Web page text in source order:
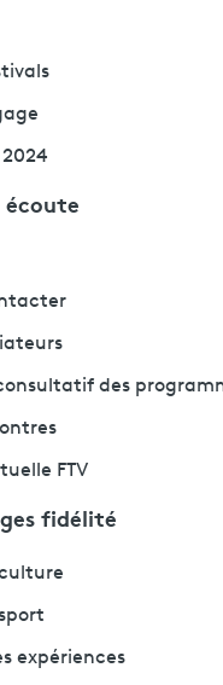
2024
des
FTV
fidélité
expériences